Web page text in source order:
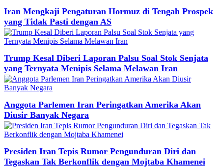
Iran Mengkaji Pengaturan Hormuz di Tengah Prospek
yang Tidak Pasti dengan AS
Trump Kesal Diberi Laporan Palsu Soal Stok Senjata
yang Ternyata Menipis Selama Melawan Iran
Anggota Parlemen Iran Peringatkan Amerika Akan
Diusir Banyak Negara
Presiden Iran Tepis Rumor Pengunduran Diri dan
Tegaskan Tak Berkonflik dengan Mojtaba Khamenei